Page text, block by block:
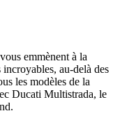
emmènent à la
incroyables, au-delà des
les modèles de la
Ducati Multistrada, le